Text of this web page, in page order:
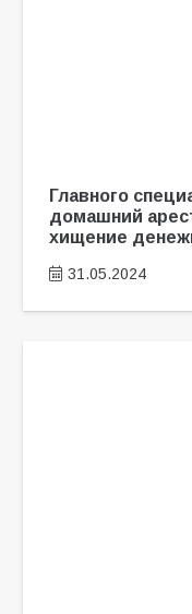
Главного
домашний
хищение
31.05.2024